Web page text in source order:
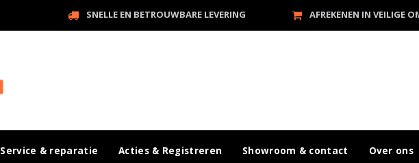
SNELLE EN BETROUWBARE LEVERING AFREKENEN IN VEILIGE
Service & reparatie Acties & Registreren Showroom & contact Over ons